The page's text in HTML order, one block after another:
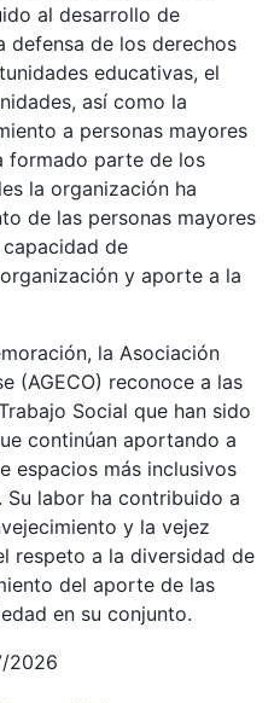
al desarrollo de
defensa de los derechos
educativas, el
así como la
a personas mayores
formado parte de los
la organización ha
de las personas mayores
de
y aporte a la
la Asociación
(AGECO) reconoce a las
Social que han sido
continúan aportando a
espacios más inclusivos
Su labor ha contribuido a
y la vejez
respeto a la diversidad de
del aporte de las
en su conjunto.
2026